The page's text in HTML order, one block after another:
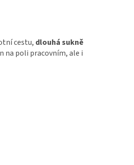
cestu, dlouhá sukně
na poli pracovním, ale i